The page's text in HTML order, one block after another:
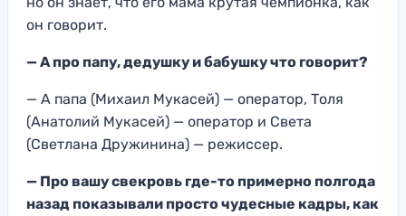
он говорит.
— А про папу, дедушку и бабушку что говорит?
— А папа (Михаил Мукасей) — оператор, Толя
(Анатолий Мукасей) — оператор и Света
(Светлана Дружинина) — режиссер.
— Про вашу свекровь где-то примерно полгода
назад показывали просто чудесные кадры, как